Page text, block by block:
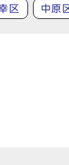
区 中原